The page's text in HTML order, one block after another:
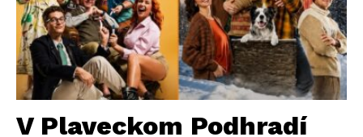
V Plaveckom Podhradí